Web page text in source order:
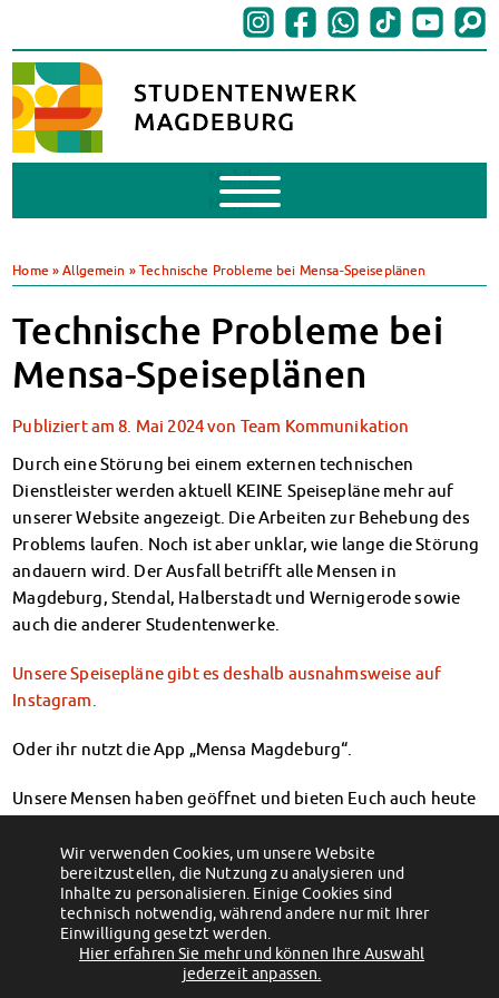
Mobile
Menu
BAföG beantragen
BAföG-FAQs
Dokumente
BAföG-Sprechstunden
Kredite & Stipendien
AnsprechpartnerInnen
Mensen & Cafeterien
Heute in unseren Mensen
JoGo – Studibar + Eventspace
Klimabewusst essen
Mensa-FAQs
CampusCatering
MensaFeedback
AnsprechpartnerInnen
Wohnheime im Überblick
Wohnheime in Magdeburg
Wohnheimantrag & -service
MIT einander – FÜR einander
Wohnheimtutoren
Schadensmeldung
Wohnen-FAQ
Dokumente
AnsprechpartnerInnen
Soziales & Beratung
Home »Allgemein »Technische Probleme bei Mensa-Speiseplänen
Technische Probleme bei
Mensa-Speiseplänen
Publiziert am 8. Mai 2024von Team Kommunikation
Durch eine Störung bei einem externen technischen
Dienstleister werden aktuell KEINE Speisepläne mehr auf
unserer Website angezeigt. Die Arbeiten zur Behebung des
Problems laufen. Noch ist aber unklar, wie lange die Störung
andauern wird. Der Ausfall betrifft alle Mensen in
Magdeburg, Stendal, Halberstadt und Wernigerode sowie
auch die anderer Studentenwerke.
Unsere Speisepläne gibt es deshalb ausnahmsweise auf
Instagram.
Oder ihr nutzt die App „Mensa Magdeburg“.
Unsere Mensen haben geöffnet und bieten Euch auch heute
preisgünstiges Angebot. Guten Appetit!
Unser Workshop- und Kursangebot:
schnell einen Platz sichern!
Besondere Angebote auf unserem
(c) 2012 - 2026 by Studentenwerk Magdeburg - Anstalt des öffentlichen
Wir verwenden Cookies, um unsere Website
bereitzustellen, die Nutzung zu analysieren und
Inhalte zu personalisieren. Einige Cookies sind
technisch notwendig, während andere nur mit Ihrer
Einwilligung gesetzt werden.
Hier erfahren Sie mehr und können Ihre Auswahl
jederzeit anpassen.